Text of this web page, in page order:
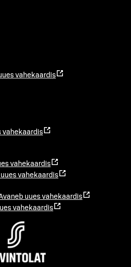
vahekaardis
vahekaardis
vahekaardis
vahekaardis
uues vahekaardis
vahekaardis